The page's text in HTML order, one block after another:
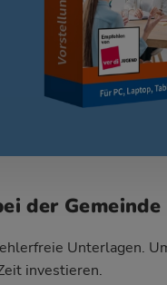
der Gemeinde
Unterlagen.
investieren.